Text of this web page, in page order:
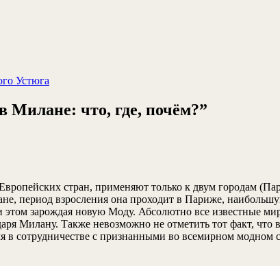
Устюга
что, где, почём?”
стран, применяют только к двум городам
период взросления она проходит в Париже,
этом зарождая новую Моду. Абсолютно все известные
Милану. Также невозможно не отметить тот факт,
в сотрудничестве с признанными во всемирном модном